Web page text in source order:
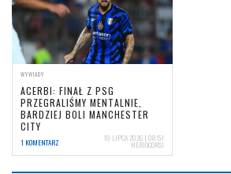
WYWIADY
ACERBI: FINAŁ Z PSG
PRZEGRALIŚMY MENTALNIE,
BARDZIEJ BOLI MANCHESTER
CITY
1 KOMENTARZ 10 LIPCA 2026 | 08:51
NERIOCORSI